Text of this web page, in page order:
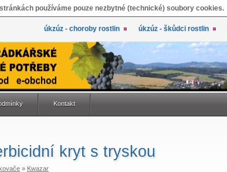
používáme pouze nezbytné (technické) soubory cookies.
úkzúz - choroby rostlin úkzúz - škůdci rostlin
Kontakt
kryt s tryskou
» Kwazar